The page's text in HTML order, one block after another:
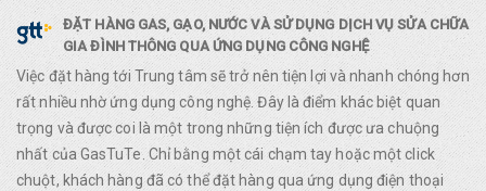
ĐẶT HÀNG GAS, GẠO, NƯỚC VÀ SỬ DỤNG DỊCH VỤ SỬA CHỮA
GIA ĐÌNH THÔNG QUA ỨNG DỤNG CÔNG NGHỆ
Việc đặt hàng tới Trung tâm sẽ trở nên tiện lợi và nhanh chóng hơn
rất nhiều nhờ ứng dụng công nghệ. Đây là điểm khác biệt quan
trọng và được coi là một trong những tiện ích được ưa chuộng
nhất của GasTuTe. Chỉ bằng một cái chạm tay hoặc một click
chuột, khách hàng đã có thể đặt hàng qua ứng dụng điện thoại